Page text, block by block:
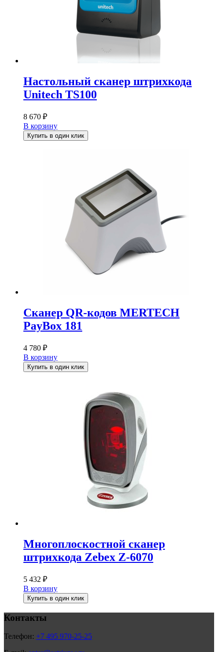
Настольный сканер штрихкода
Unitech TS100
8 670 ₽
В корзину
Купить в один клик
Сканер QR-кодов MERTECH
PayBox 181
4 780 ₽
В корзину
Купить в один клик
Многоплоскостной сканер
штрихкода Zebex Z-6070
5 432 ₽
В корзину
Купить в один клик
Контакты
Телефон: +7 495 970-25-25